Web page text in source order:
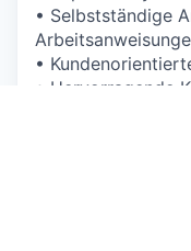
• Selbstständige
•
• Hervorragende